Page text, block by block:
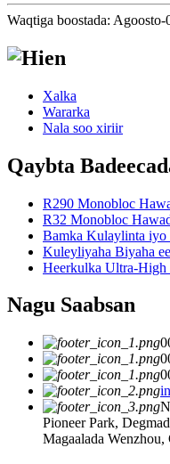
Waqtiga boostada: Agoosto-
Xalka
Wararka
Nala soo xiriir
Qaybta
R290 Monobloc
R32 Monobloc
Bamka Kulaylinta iyo
Kuleyliyaha Biyaha
Heerkulka Ultra-High
Nagu Saabsan
Pioneer Park,
Magaalada